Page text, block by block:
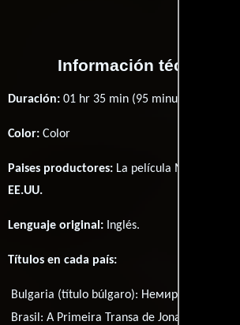
Información técnica y
Duración: 01 hr 35 min (95 minutos) .
Color: Color
Paises productores: La película Mischief fué
EE.UU.
Lenguaje original: Inglés.
Títulos en cada país:
Bulgaria (título búlgaro): Немирник
Brasil:A Primeira Transa de Jonathan